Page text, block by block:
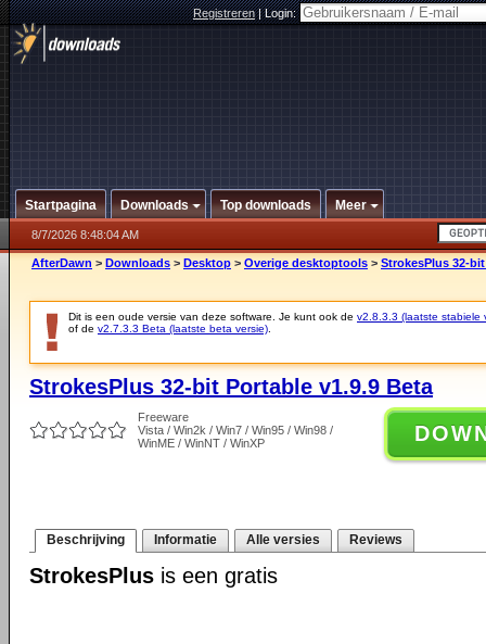
Registreren|Login:
Startpagina Downloads Top downloads Meer
8/7/2026 8:48:04 AM
AfterDawn > Downloads > Desktop > Overige desktoptools > StrokesPlus 32-
Dit is een oude versie van deze software. Je kunt ook de v2.8.3.3 (laatste stabiele
of de v2.7.3.3 Beta (laatste beta versie)
StrokesPlus 32-bit Portable v1.9.9 Beta
Freeware
Vista / Win2k / Win7 / Win95 / Win98 /
WinME / WinNT / WinXP
Beschrijving Informatie Alle versies Reviews
StrokesPlus is een gratis